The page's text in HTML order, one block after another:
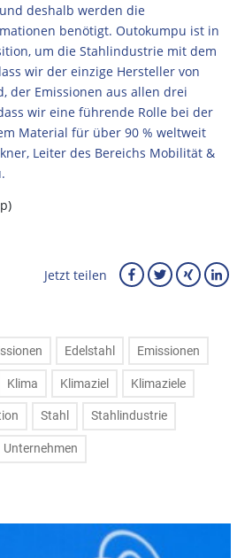
deshalb werden die
benötigt. Outokumpu ist in
um die Stahlindustrie mit dem
wir der einzige Hersteller von
der Emissionen aus allen drei
wir eine führende Rolle bei der
Material für über 90 % weltweit
Leiter des Bereichs Mobilität &
Jetzt teilen
Edelstahl Emissionen
Klima Klimaziel Klimaziele
Stahl Stahlindustrie
Unternehmen